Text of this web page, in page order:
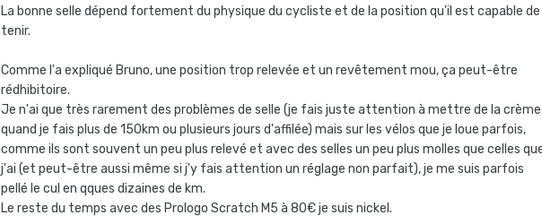
La bonne selle dépend fortement du physique du cycliste et de la position qu'il est capable de
tenir.
Comme l'a expliqué Bruno, une position trop relevée et un revêtement mou, ça peut-être
rédhibitoire.
Je n'ai que très rarement des problèmes de selle (je fais juste attention à mettre de la crème
quand je fais plus de 150km ou plusieurs jours d'affilée) mais sur les vélos que je loue parfois,
comme ils sont souvent un peu plus relevé et avec des selles un peu plus molles que celles
j'ai (et peut-être aussi même si j'y fais attention un réglage non parfait), je me suis parfois
pellé le cul en qques dizaines de km.
Le reste du temps avec des Prologo Scratch M5 à 80€ je suis nickel.